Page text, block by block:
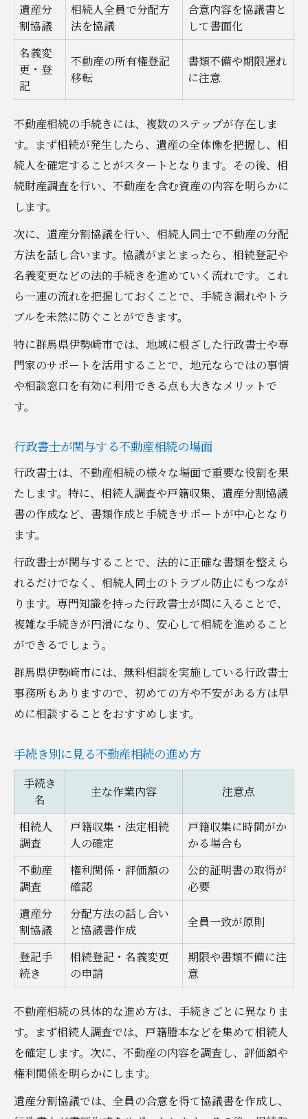
行政書士と連携する際の注意事項
伊勢崎市の無料相談を活用する方法
無料相談窓口の種類と利用方法一覧
伊勢崎市で利用できる相談サービス例
行政書士への無料相談の流れを解説
無料相談を有効活用するコツ
専門家と進める不動産相続のポイント
行政書士・司法書士の役割比較表
不動産相続で相談すべき内容一覧
専門家選びの基準と注意点
相続手続きで発生する主なトラブル例
スムーズな相続手続きの秘訣と注意点
不動産相続を円滑に進める秘訣
トラブル回避のための注意点一覧
行政書士活用で得られる安心感
遺産分
割協議
相続人全員で分配方
法を協議
合意内容を協議書と
して書面化
名義変
更・登
記
不動産の所有権登記
移転
書類不備や期限遅れ
に注意
不動産相続の手続きには、複数のステップが存在しま
す。まず相続が発生したら、遺産の全体像を把握し、相
続人を確定することがスタートとなります。その後、相
続財産調査を行い、不動産を含む資産の内容を明らかに
します。
次に、遺産分割協議を行い、相続人同士で不動産の分配
方法を話し合います。協議がまとまったら、相続登記や
名義変更などの法的手続きを進めていく流れです。これ
ら一連の流れを把握しておくことで、手続き漏れやトラ
ブルを未然に防ぐことができます。
特に群馬県伊勢崎市では、地域に根ざした行政書士や専
門家のサポートを活用することで、地元ならではの事情
や相談窓口を有効に利用できる点も大きなメリットで
す。
行政書士が関与する不動産相続の場面
行政書士は、不動産相続の様々な場面で重要な役割を果
たします。特に、相続人調査や戸籍収集、遺産分割協議
書の作成など、書類作成と手続きサポートが中心となり
ます。
行政書士が関与することで、法的に正確な書類を整えら
れるだけでなく、相続人同士のトラブル防止にもつなが
ります。専門知識を持った行政書士が間に入ることで、
複雑な手続きが円滑になり、安心して相続を進めること
ができるでしょう。
群馬県伊勢崎市には、無料相談を実施している行政書士
事務所もありますので、初めての方や不安がある方は早
めに相談することをおすすめします。
手続き別に見る不動産相続の進め方
手続き
名
主な作業内容 注意点
相続人
調査
戸籍収集・法定相続
人の確定
戸籍収集に時間がか
かる場合も
不動産
調査
権利関係・評価額の
確認
公的証明書の取得が
必要
遺産分
割協議
分配方法の話し合い
と協議書作成
全員一致が原則
登記手
続き
相続登記・名義変更
の申請
期限や書類不備に注
意
不動産相続の具体的な進め方は、手続きごとに異なりま
す。まず相続人調査では、戸籍謄本などを集めて相続人
を確定します。次に、不動産の内容を調査し、評価額や
権利関係を明らかにします。
遺産分割協議では、全員の合意を得て協議書を作成し、